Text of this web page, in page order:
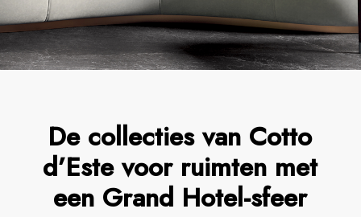
De collecties van Cotto
d’Este voor ruimten met
een Grand Hotel-sfeer